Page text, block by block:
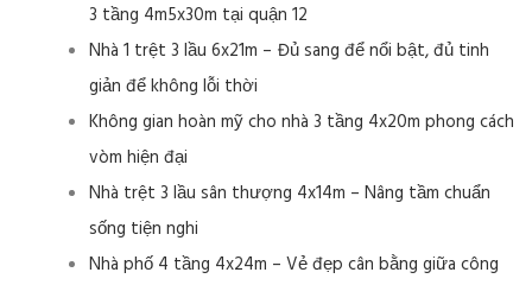
3 tầng 4m5x30m tại quận 12
Nhà 1 trệt 3 lầu 6x21m – Đủ sang để nổi bật, đủ tinh
giản để không lỗi thời
Không gian hoàn mỹ cho nhà 3 tầng 4x20m phong cách
vòm hiện đại
Nhà trệt 3 lầu sân thượng 4x14m – Nâng tầm chuẩn
sống tiện nghi
Nhà phố 4 tầng 4x24m – Vẻ đẹp cân bằng giữa công